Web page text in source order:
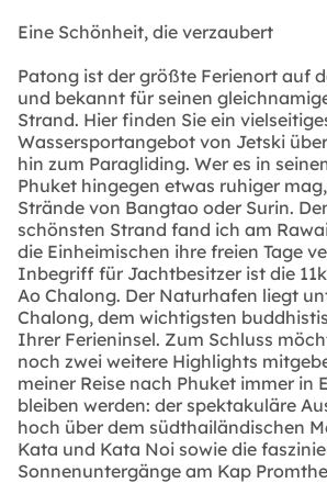
Eine Schönheit, die verzaubert
Patong ist der größte Ferienort auf
und bekannt für seinen
Strand. Hier finden Sie ein
Wassersportangebot von Jetski
hin zum Paragliding. Wer es in
Phuket hingegen etwas ruhiger
Strände von Bangtao oder Surin.
schönsten Strand fand ich am
die Einheimischen ihre freien Tage
Inbegriff für Jachtbesitzer ist die
Ao Chalong. Der Naturhafen liegt
Chalong, dem wichtigsten
Ihrer Ferieninsel. Zum Schluss
noch zwei weitere Highlights
meiner Reise nach Phuket immer in
bleiben werden: der spektakuläre
hoch über dem südthailändischen
Kata und Kata Noi sowie die
Sonnenuntergänge am Kap